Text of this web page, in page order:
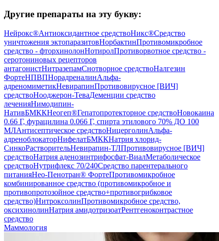
Другие препараты на эту букву:
Нейрокс®Антиоксидантное средствоНикс®Средство
уничтожения эктопаразитовНорбактинПротивомикробное
средство - фторхинолонНотиролПротиворвотное средство -
серотониновых рецепторов
антагонистНитразепамСнотворное средствоНалгезин
ФортеНПВПНорадреналинАльфа-
адреномиметикНевирапинПротивовирусное [ВИЧ]
средствоНооджерон-ТеваДеменции средство
леченияНимодипин-
НативБМККНеогеп®Гепатопротекторное средствоНовокаина
0.66 Г, фурацилина 0.066 Г, спирта этилового 70% ДО 100
МЛАнтисептическое средствоНицерголинАльфа-
адреноблокаторНифелатБМККНатрия хлорид-
СинкоРастворительНевирапин-ТЛПротивовирусное [ВИЧ]
средствоНатрия аденозинтрифосфат-ВиалМетаболическое
средствоНутрифлекс 70/240Средство парентерального
питанияНео-Пенотран® ФортеПротивомикробное
комбинированное средство (противомикробное и
противопротозойное средство+противогрибковое
средство)НитроксолинПротивомикробное средство,
оксихинолинНатрия амидотризоатРентгеноконтрастное
средство
Маммология